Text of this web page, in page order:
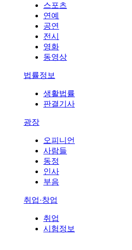
스포츠
연예
공연
전시
영화
동영상
법률정보
생활법률
판결기사
광장
오피니언
사람들
동정
인사
부음
취업·창업
취업
시험정보